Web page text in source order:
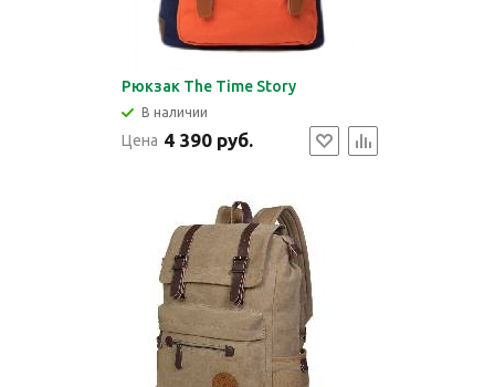
Рюкзак The Time Story
В наличии
Цена 4 390 руб.